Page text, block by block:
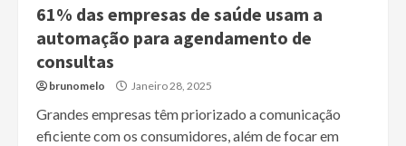
61% das empresas de saúde usam a
automação para agendamento de
consultas
brunomelo Janeiro 28, 2025
Grandes empresas têm priorizado a comunicação
eficiente com os consumidores, além de focar em